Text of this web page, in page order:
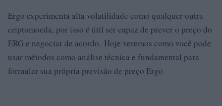
Ergo experimenta alta volatilidade como qualquer outra
criptomoeda, por isso é útil ser capaz de prever o preço do
ERG e negociar de acordo. Hoje veremos como você pode
usar métodos como análise técnica e fundamental para
formular sua própria previsão de preço Ergo